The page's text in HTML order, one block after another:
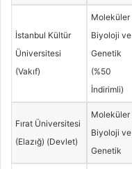
İstanbul Kültür
Üniversitesi
(Vakıf)
Moleküler
Biyoloji ve
Genetik
(%50
İndirimli)
Fırat Üniversitesi
(Elazığ) (Devlet)
Moleküler
Biyoloji ve
Genetik